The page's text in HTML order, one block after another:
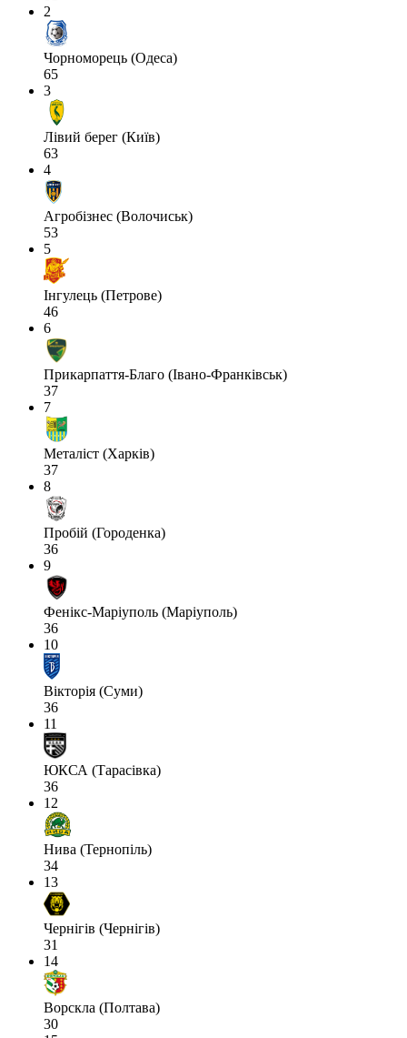
2
Чорноморець (Одеса)
65
3
Лівий берег (Київ)
63
4
Агробізнес (Волочиськ)
53
5
Інгулець (Петрове)
46
6
Прикарпаття-Благо (Івано-Франківськ)
37
7
Металіст (Харків)
37
8
Пробій (Городенка)
36
9
Фенікс-Маріуполь (Маріуполь)
36
10
Вікторія (Суми)
36
11
ЮКСА (Тарасівка)
36
12
Нива (Тернопіль)
34
13
Чернігів (Чернігів)
31
14
Ворскла (Полтава)
30